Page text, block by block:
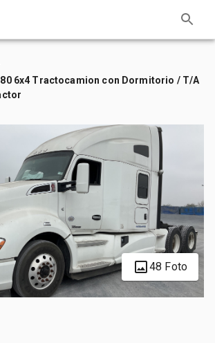
6x4 Tractocamion con Dormitorio / T/A
48 Foto